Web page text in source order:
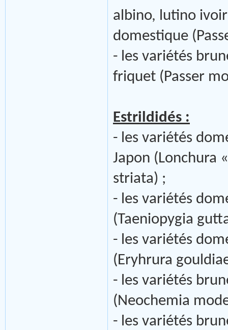
albino, lutino
domestique
- les variétés
friquet (Passer
Estrildidés :
- les variétés
Japon (Lonchura
striata) ;
- les variétés
(Taeniopygia
- les variétés
(Eryhrura
- les variétés
(Neochemia
- les variétés